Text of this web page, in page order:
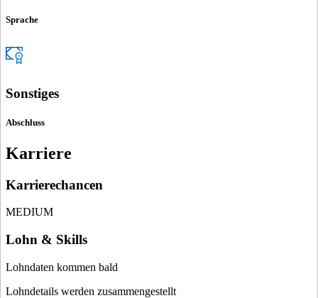
Sprache
Sonstiges
Abschluss
Karriere
Karrierechancen
MEDIUM
Lohn & Skills
Lohndaten kommen bald
Lohndetails werden zusammengestellt